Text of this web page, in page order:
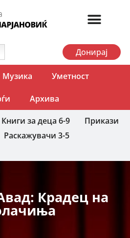
Донирај
Музика Уметност
Архива
Книги за деца 6-9
Прикази
Раскажувачи 3-5
Крадец на